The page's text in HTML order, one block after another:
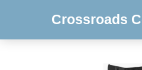
Crossroads